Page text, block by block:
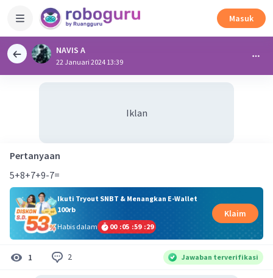
Masuk
NAVIS A
22 Januari 2024 13:39
Iklan
Pertanyaan
5+8+7+9-7=
Ikuti Tryout SNBT & Menangkan E-Wallet
100rb
Habis dalam
00 :05 :59 :28
Klaim
1 2 Jawaban terverifikasi